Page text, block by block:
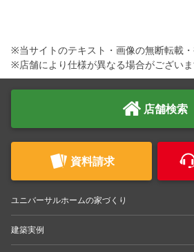
※当サイトのテキスト・画像の無断転載・
※店舗により仕様が異なる場合がございま
店舗検索
資料請求
ユニバーサルホームの家づくり
建築実例